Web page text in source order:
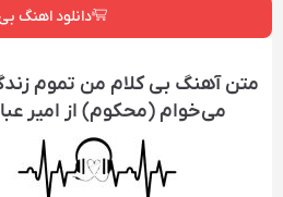
دانلود اهنگ
متن آهنگ بی کلام من تموم
می‌خوام (محکوم) از امیر